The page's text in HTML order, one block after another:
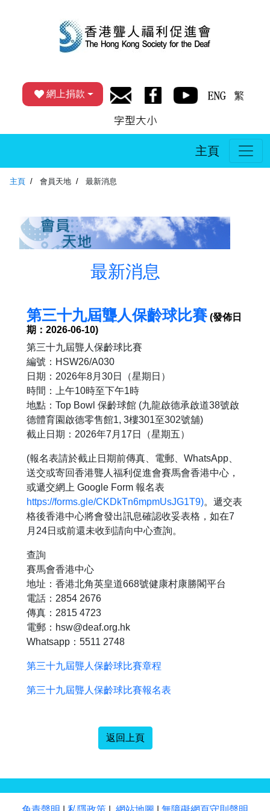
網上捐款
主頁
主頁 會員天地 最新消息
最新消息
第三十九屆聾人保齡球比賽 (發佈日
期：2026-06-10)
第三十九屆聾人保齡球比賽
編號：HSW26/A030
日期：2026年8月30日（星期日）
時間：上午10時至下午1時
地點：Top Bowl 保齡球館 (九龍啟德承啟道38號啟
德體育園啟德零售館1, 3樓301至302號舖)
截止日期：2026年7月17日（星期五）
(報名表請於截止日期前傳真、電郵、WhatsApp、
送交或寄回香港聾人福利促進會賽馬會香港中心，
或遞交網上 Google Form 報名表
https://forms.gle/CKDkTn6mpmUsJG1T9)。遞交表
格後香港中心將會發出訊息確認收妥表格，如在7
月24日或前還未收到請向中心查詢。
查詢
賽馬會香港中心
地址：香港北角英皇道668號健康村康勝閣平台
電話：2854 2676
傳真：2815 4723
電郵：hsw@deaf.org.hk
Whatsapp：5511 2748
第三十九屆聾人保齡球比賽章程
第三十九屆聾人保齡球比賽報名表
返回上頁